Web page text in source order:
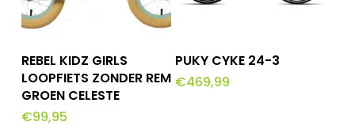
Toevoegen Aan
Winkelwagen
REBEL KIDZ GIRLS
LOOPFIETS ZONDER REM
GROEN CELESTE
€99,95
Toevoegen Aan
Winkelwagen
PUKY CYKE 24-3
€469,99